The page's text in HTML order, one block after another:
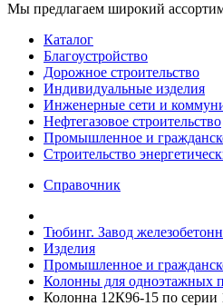
Мы предлагаем широкий
Каталог
Благоустройство
Дорожное строительство
Индивидуальные изделия
Инженерные сети и
Нефтегазовое строительство
Промышленное и
Строительство
Справочник
Тюбинг. Завод
Изделия
Промышленное и
Колонны для одноэтажных
Колонна 12К96-15 по серии